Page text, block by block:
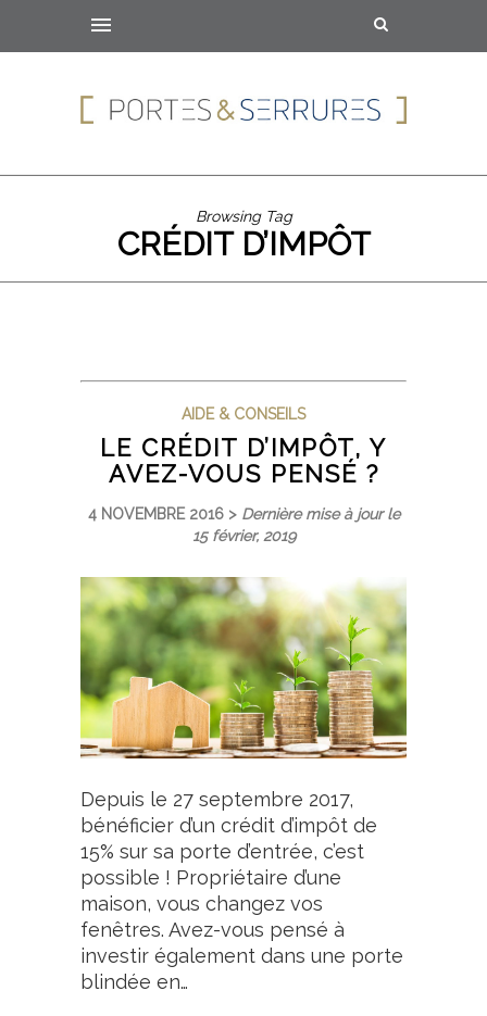
Browsing Tag
CRÉDIT D’IMPÔT
AIDE & CONSEILS
LE CRÉDIT D’IMPÔT, Y
AVEZ-VOUS PENSÉ ?
4 NOVEMBRE 2016 > Dernière mise à jour le
15 février, 2019
Depuis le 27 septembre 2017,
bénéficier d’un crédit d’impôt de
15% sur sa porte d’entrée, c’est
possible ! Propriétaire d’une
maison, vous changez vos
fenêtres. Avez-vous pensé à
investir également dans une porte
blindée en…